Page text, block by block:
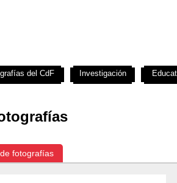
fotografías
del CdF Investigación